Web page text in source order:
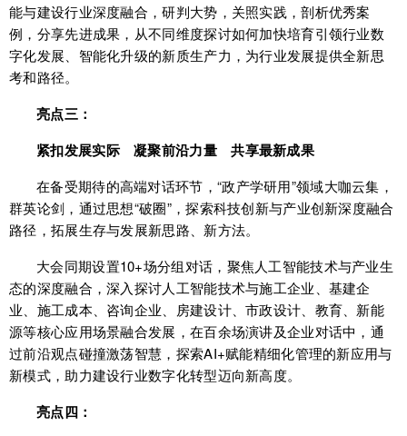
能与建设行业深度融合，研判大势，关照实践，剖析优秀案
例，分享先进成果，从不同维度探讨如何加快培育引领行业数
字化发展、智能化升级的新质生产力，为行业发展提供全新思
考和路径。
亮点三：
紧扣发展实际 凝聚前沿力量 共享最新成果
在备受期待的高端对话环节，“政产学研用”领域大咖云集，
群英论剑，通过思想“破圈”，探索科技创新与产业创新深度融合
路径，拓展生存与发展新思路、新方法。
大会同期设置10+场分组对话，聚焦人工智能技术与产业生
态的深度融合，深入探讨人工智能技术与施工企业、基建企
业、施工成本、咨询企业、房建设计、市政设计、教育、新能
源等核心应用场景融合发展，在百余场演讲及企业对话中，通
过前沿观点碰撞激荡智慧，探索AI+赋能精细化管理的新应用与
新模式，助力建设行业数字化转型迈向新高度。
亮点四：